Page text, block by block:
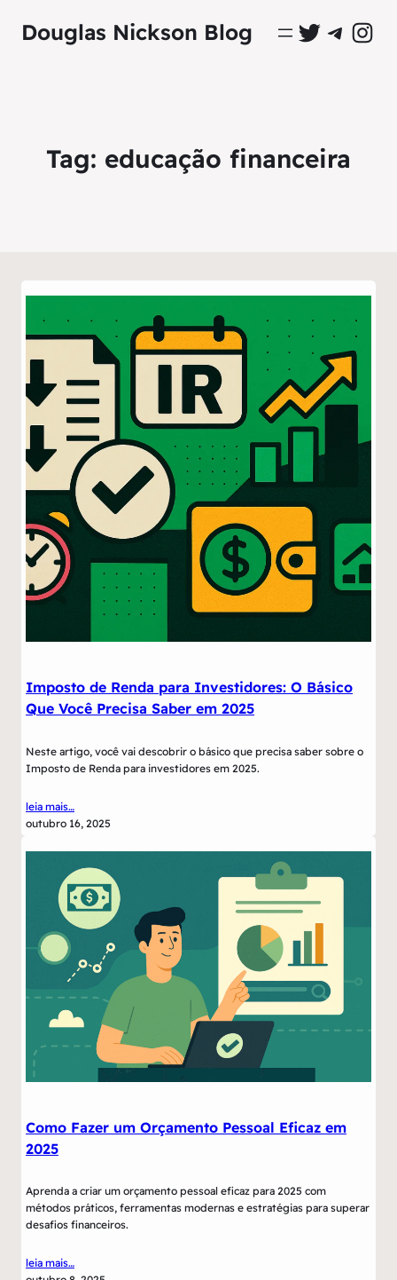
Douglas Nickson Blog Perfil Oficial no Twitter
Grupo Oficial no
Perfil
Tag: educação financeira
Imposto de Renda para Investidores: O Básico
Que Você Precisa Saber em 2025
Neste artigo, você vai descobrir o básico que precisa saber sobre o
Imposto de Renda para investidores em 2025.
leia mais…
outubro 16, 2025
Como Fazer um Orçamento Pessoal Eficaz em
2025
Aprenda a criar um orçamento pessoal eficaz para 2025 com
métodos práticos, ferramentas modernas e estratégias para superar
desafios financeiros.
leia mais…